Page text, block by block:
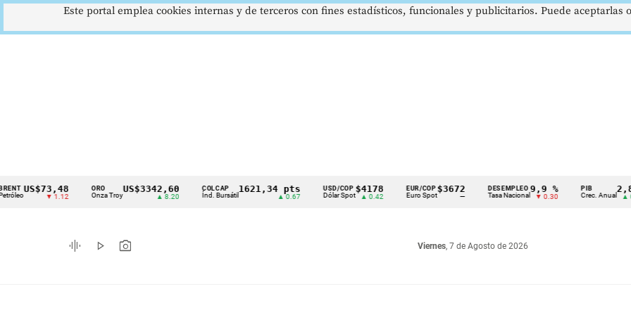
Cintillo
indicadores
económicos
▼ 1.12
ORO
Onza Troy
US$3342,60 COLCAP
Índ. Bursátil
1621,34 pts USD/COP
Dólar Spot
$4178
▲ 0.42
EUR/COP
Euro Spot
$3672
—
DESEMPLEO
Tasa Nacional
9,9 %
▼ 0.30
PIB
Crec. Anual
2,8 %
▲ 0.10
graphic_eq play_arrow photo_camera Viernes, 7 de Agosto de 2026
Este portal emplea cookies internas y de terceros con fines estadísticos, funcionales y publicitarios. Puede aceptarlas